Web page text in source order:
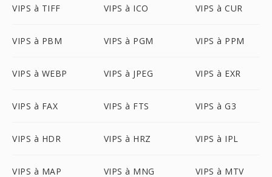
VIPS à TIFF VIPS à ICO VIPS à CUR
VIPS à PBM VIPS à PGM VIPS à PPM
VIPS à WEBP VIPS à JPEG VIPS à EXR
VIPS à FAX VIPS à FTS VIPS à G3
VIPS à HDR VIPS à HRZ VIPS à IPL
VIPS à MAP VIPS à MNG VIPS à MTV